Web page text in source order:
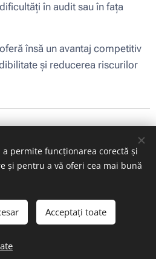
în audit sau în fața
însă un avantaj competitiv
și reducerea riscurilor
© GCERTI ROMANIA
și evaluare GES
permite funcționarea corectă și
și pentru a vă oferi cea mai bună
Acceptați toate